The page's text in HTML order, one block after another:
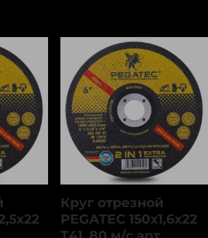
Круг отрезной
PEGATEC 150х1,6х22